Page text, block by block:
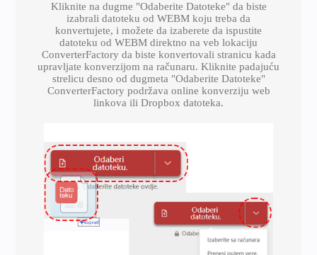
Kliknite na dugme "Odaberite Datoteke" da biste
izabrali datoteku od WEBM koju treba da
konvertujete, i možete da izaberete da ispustite
datoteku od WEBM direktno na veb lokaciju
ConverterFactory da biste konvertovali stranicu kada
upravljate konverzijom na računaru. Kliknite padajuću
strelicu desno od dugmeta "Odaberite Datoteke"
ConverterFactory podržava online konverziju web
linkova ili Dropbox datoteka.